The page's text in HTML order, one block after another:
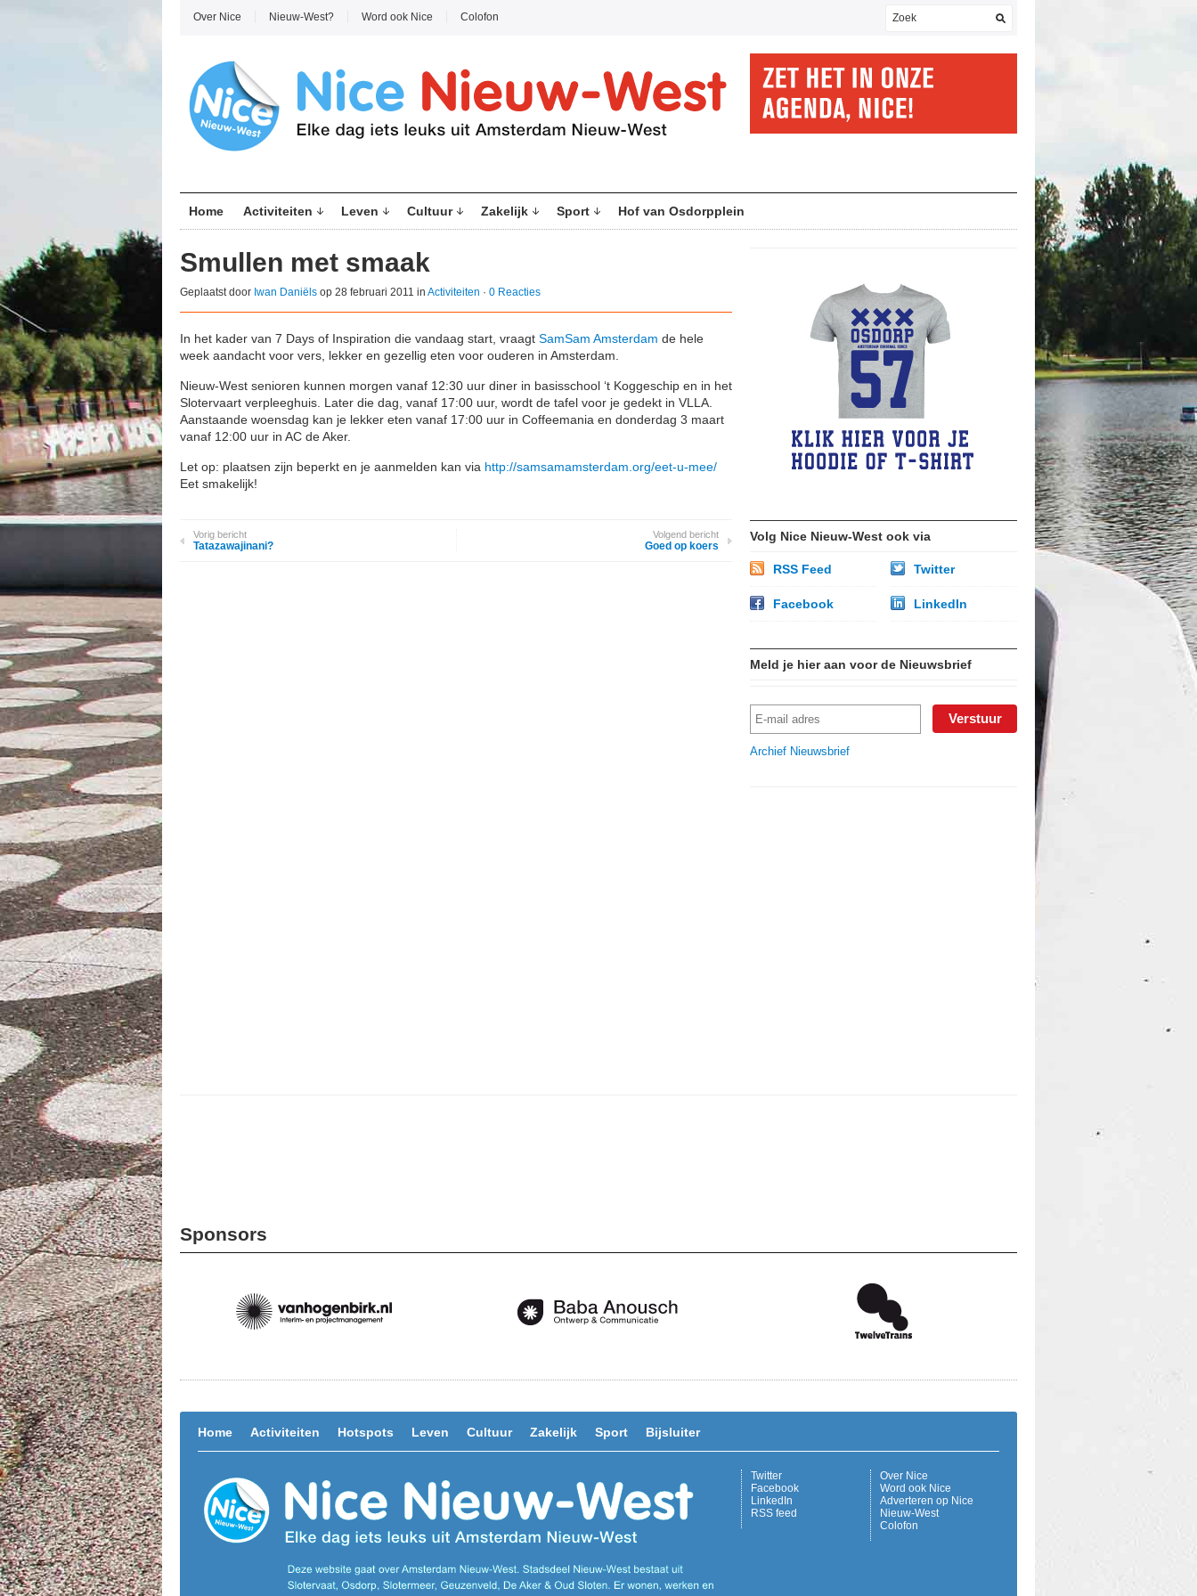
Over Nice Nieuw-West? Word ook Nice Colofon
Home Activiteiten Leven Cultuur Zakelijk Sport Hof van Osdorpplein
Smullen met smaak
Geplaatst door Iwan Daniëls op 28 februari 2011 in Activiteiten · 0 Reacties
In het kader van 7 Days of Inspiration die vandaag start, vraagt SamSam Amsterdam de hele
week aandacht voor vers, lekker en gezellig eten voor ouderen in Amsterdam.
Nieuw-West senioren kunnen morgen vanaf 12:30 uur diner in basisschool ‘t Koggeschip en in het
Slotervaart verpleeghuis. Later die dag, vanaf 17:00 uur, wordt de tafel voor je gedekt in VLLA.
Aanstaande woensdag kan je lekker eten vanaf 17:00 uur in Coffeemania en donderdag 3 maart
vanaf 12:00 uur in AC de Aker.
Let op: plaatsen zijn beperkt en je aanmelden kan via http://samsamamsterdam.org/eet-u-mee/
Eet smakelijk!
Vorig bericht
Tatazawajinani?
Volgend bericht
Goed op koers
Volg Nice Nieuw-West ook via
RSS Feed Twitter
Facebook LinkedIn
Meld je hier aan voor de Nieuwsbrief
Archief Nieuwsbrief
Sponsors
Home Activiteiten Hotspots Leven Cultuur Zakelijk Sport Bijsluiter
Over Nice
Word ook Nice
Adverteren op Nice
Nieuw-West
Colofon
Twitter
Facebook
LinkedIn
RSS feed